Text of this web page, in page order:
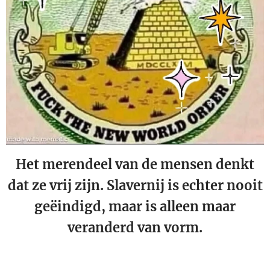
Het merendeel van de mensen denkt
dat ze vrij zijn. Slavernij is echter nooit
geëindigd, maar is alleen maar
veranderd van vorm.